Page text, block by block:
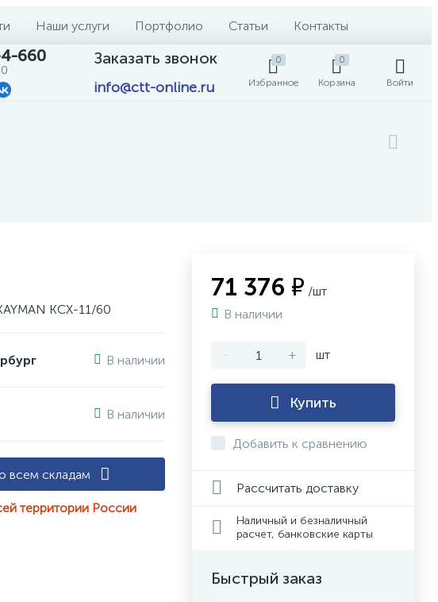
Наши услуги Портфолио Статьи Контакты
660 Заказать звонок
info@ctt-online.ru
0
Избранное
0
Корзина Войти
КСХ-11/60
В наличии
В наличии
всем складам
территории России
71 376 ₽ /шт
В наличии
- + шт
Купить
Добавить к сравнению
Рассчитать доставку
Наличный и безналичный
расчет, банковские карты
Быстрый заказ